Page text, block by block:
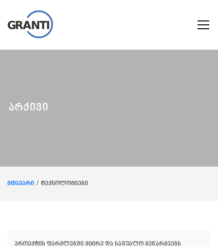
არქივი
მთავარი ტექნოლოგიები
პროექტის ფარგლებში მცირე და საშუალო მეწარმეებს